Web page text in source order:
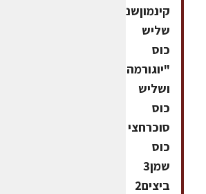
קינמוןשני
שליש
כוס
ושליש
כוס
סוכרחצי
כוס
שמן3
ביצים2